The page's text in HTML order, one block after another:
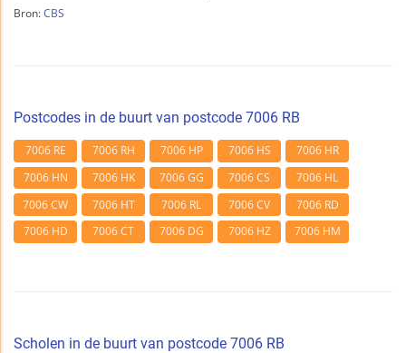
Bron: CBS
Postcodes in de buurt van postcode 7006 RB
7006 RE 7006 RH 7006 HP 7006 HS
7006 HR
7006 HN
7006 HK 7006 GG 7006 CS
7006 HL
7006 CW
7006 HT 7006 RL 7006 CV
7006 RD
7006 HD
7006 CT 7006 DG 7006 HZ 7006 HM
Scholen in de buurt van postcode 7006 RB